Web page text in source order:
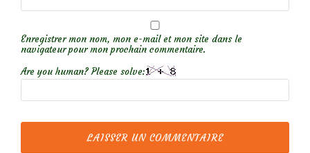
Enregistrer mon nom, mon e-mail et mon site dans le
navigateur pour mon prochain commentaire.
Are you human? Please solve: